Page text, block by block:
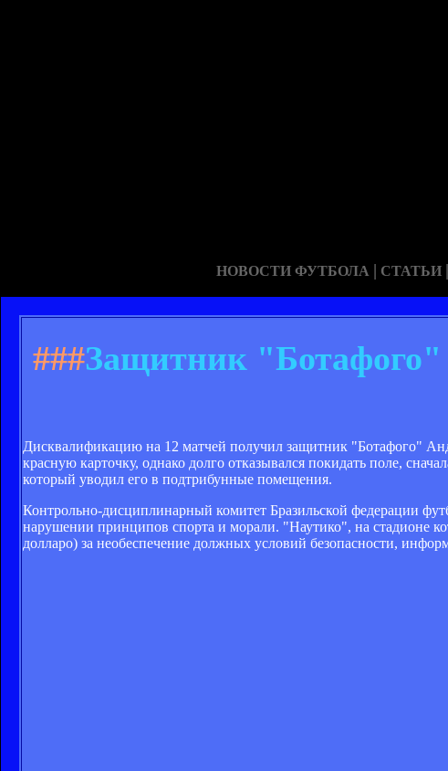
НОВОСТИ ФУТБОЛА | СТАТЬИ |
###Защитник "Ботафого"
Дисквалификацию на 12 матчей получил защитник "Ботафого"
красную карточку, однако долго отказывался покидать поле,
который уводил его в подтрибунные помещения.
Контрольно-дисциплинарный комитет Бразильской федерации
нарушении принципов спорта и морали. "Наутико", на стадионе
долларо) за необеспечение должных условий безопасности,